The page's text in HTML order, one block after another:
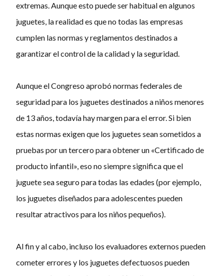
extremas. Aunque esto puede ser habitual en algunos
juguetes, la realidad es que no todas las empresas
cumplen las normas y reglamentos destinados a
garantizar el control de la calidad y la seguridad.
Aunque el Congreso aprobó normas federales de
seguridad para los juguetes destinados a niños menores
de 13 años, todavía hay margen para el error. Si bien
estas normas exigen que los juguetes sean sometidos a
pruebas por un tercero para obtener un «Certificado de
producto infantil», eso no siempre significa que el
juguete sea seguro para todas las edades (por ejemplo,
los juguetes diseñados para adolescentes pueden
resultar atractivos para los niños pequeños).
Al fin y al cabo, incluso los evaluadores externos pueden
cometer errores y los juguetes defectuosos pueden